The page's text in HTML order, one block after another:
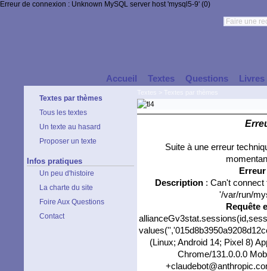
Erreur de connexion : Unknown MySQL server host 'mysql5-9' (0)
Accueil Textes Questions Livres
Textes par thèmes
Tous les textes
Un texte au hasard
Proposer un texte
Infos pratiques
Un peu d'histoire
La charte du site
Foire Aux Questions
Contact
Suite à une erreur
Description: Can't connect
'/var/run/
Requête
(Linux; Android 14; Pixel 8)
Chrome/131.0.0.0